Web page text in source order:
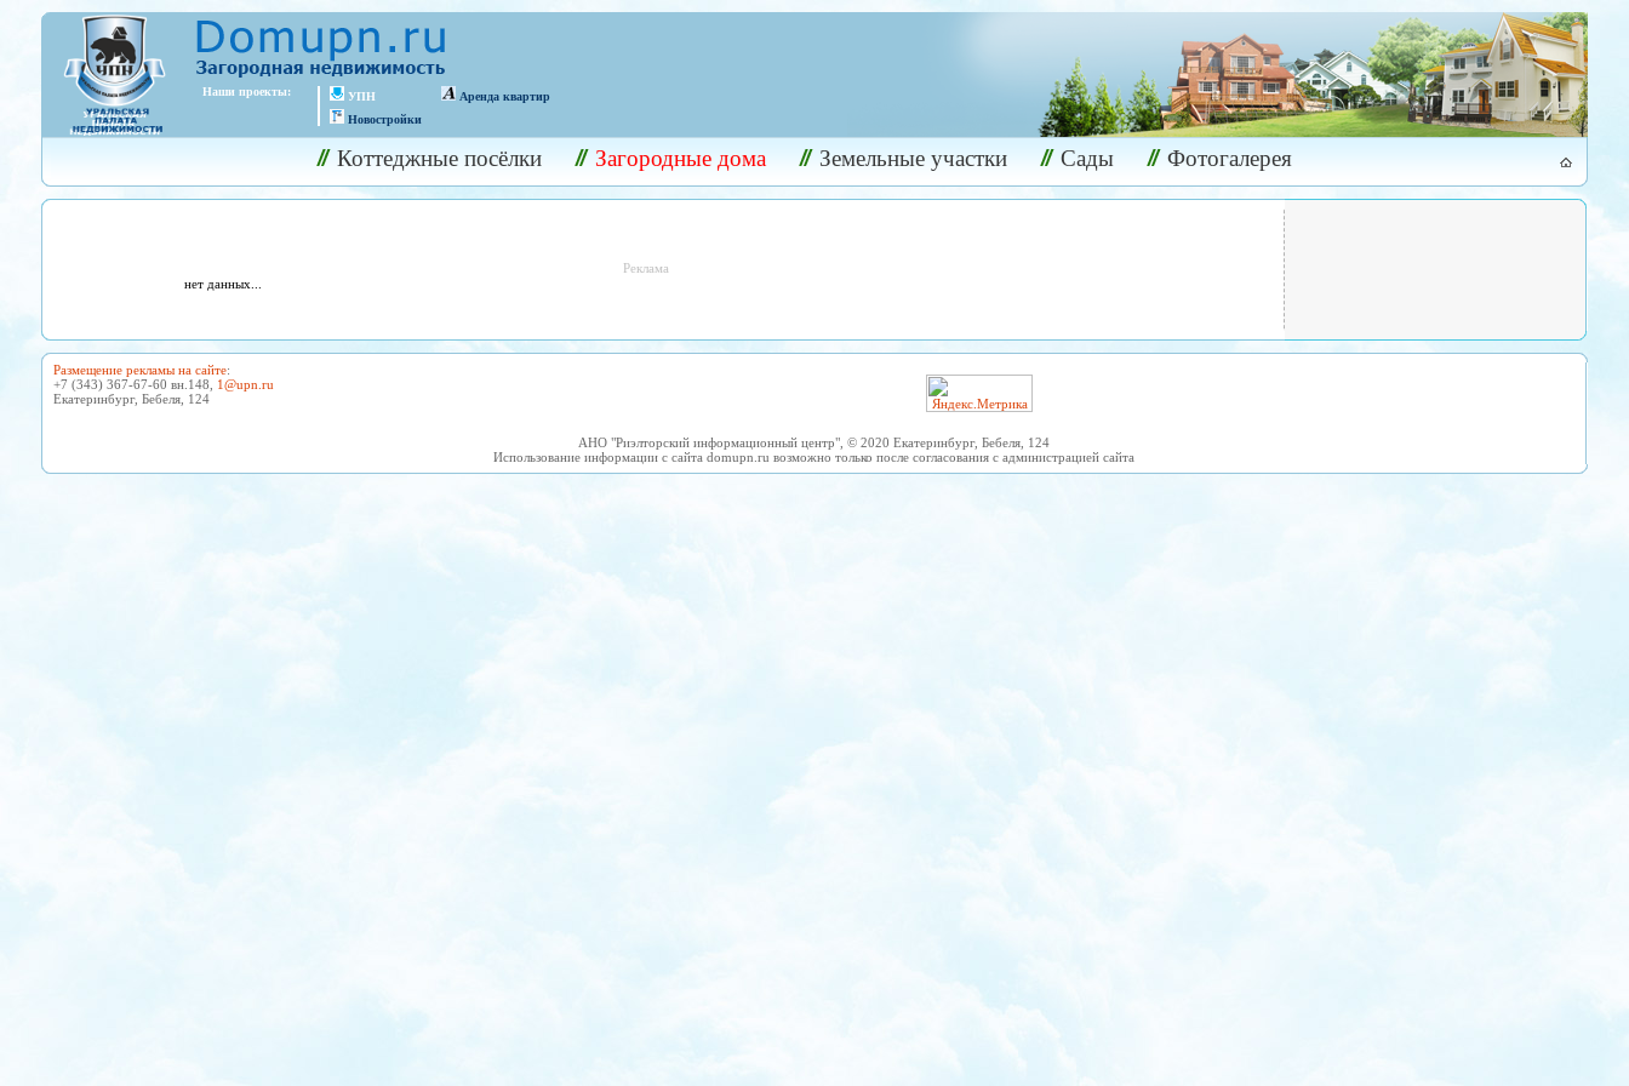
Наши проекты:
УПН
Новостройки
Аренда квартир
Коттеджные посёлки Загородные дома Земельные участки Сады Фотогалерея
Реклама
нет данных...
Размещение рекламы на сайте:
+7 (343) 367-67-60 вн.148,
1@upn.ru
Екатеринбург, Бебеля, 124
АНО "Риэлторский информационный центр", © 2020 Екатеринбург, Бебеля, 124
Использование информации с сайта domupn.ru возможно только после согласования с администрацией сайта